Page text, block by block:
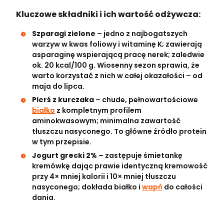
Kluczowe składniki i ich wartość odżywcza:
Szparagi zielone – jedno z najbogatszych
warzyw w kwas foliowy i witaminę K; zawierają
asparaginę wspierającą pracę nerek; zaledwie
ok. 20 kcal/100 g. Wiosenny sezon sprawia, że
warto korzystać z nich w całej okazałości – od
maja do lipca.
Pierś z kurczaka – chude, pełnowartościowe
białko z kompletnym profilem
aminokwasowym; minimalna zawartość
tłuszczu nasyconego. To główne źródło protein
w tym przepisie.
Jogurt grecki 2% – zastępuje śmietankę
kremówkę dając prawie identyczną kremowość
przy 4× mniej kalorii i 10× mniej tłuszczu
nasyconego; dokłada białko i wapń do całości
dania.